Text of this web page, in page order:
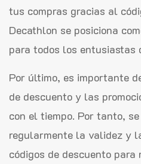
tus compras gracias al
Decathlon se posiciona
para todos los
Por último, es importante
de descuento y las
con el tiempo. Por tanto,
regularmente la validez y
códigos de descuento para